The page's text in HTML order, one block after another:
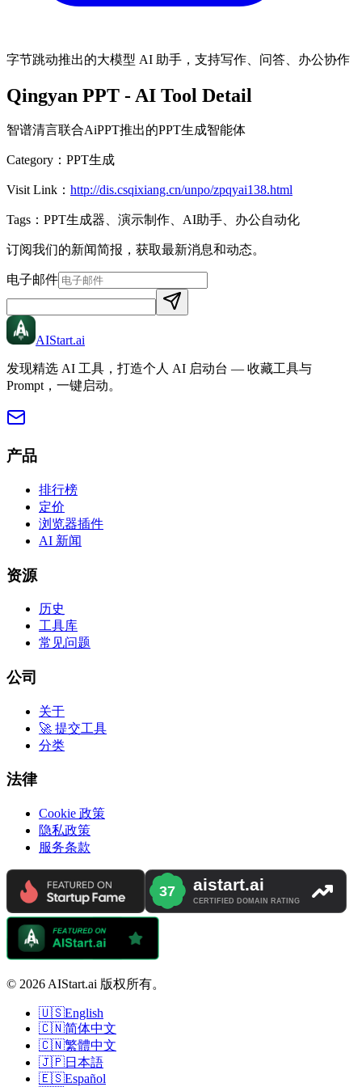
字节跳动推出的大模型 AI 助手，支持写作、问答、办公协作
Qingyan PPT - AI Tool Detail
智谱清言联合AiPPT推出的PPT生成智能体
Category： PPT生成
Visit Link： http://dis.csqixiang.cn/unpo/zpqyai138.html
Tags： PPT生成器、演示制作、AI助手、办公自动化
订阅我们的新闻简报，获取最新消息和动态。
电子邮件
AIStart.ai
发现精选 AI 工具，打造个人 AI 启动台 — 收藏工具与
Prompt，一键启动。
产品
排行榜
定价
浏览器插件
AI 新闻
资源
历史
工具库
常见问题
公司
关于
🚀 提交工具
分类
法律
Cookie 政策
隐私政策
服务条款
© 2026 AIStart.ai 版权所有。
🇺🇸English
🇨🇳简体中文
🇨🇳繁體中文
🇯🇵日本語
🇪🇸Español